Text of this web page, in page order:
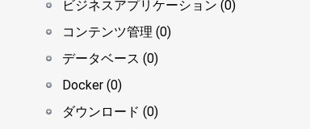
ビジネスアプリケーション (0)
コンテンツ管理 (0)
データベース (0)
Docker (0)
ダウンロード (0)